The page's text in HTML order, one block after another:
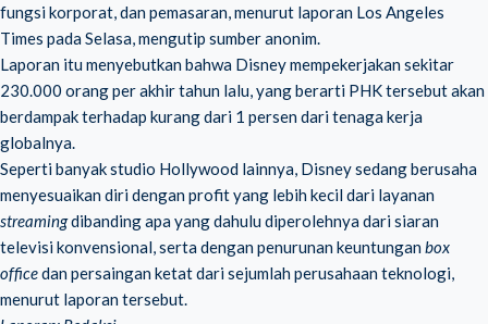
fungsi korporat, dan pemasaran, menurut laporan Los Angeles
Times pada Selasa, mengutip sumber anonim.
Laporan itu menyebutkan bahwa Disney mempekerjakan sekitar
230.000 orang per akhir tahun lalu, yang berarti PHK tersebut akan
berdampak terhadap kurang dari 1 persen dari tenaga kerja
globalnya.
Seperti banyak studio Hollywood lainnya, Disney sedang berusaha
menyesuaikan diri dengan profit yang lebih kecil dari layanan
streamingdibanding apa yang dahulu diperolehnya dari siaran
televisi konvensional, serta dengan penurunan keuntunganbox
officedan persaingan ketat dari sejumlah perusahaan teknologi,
menurut laporan tersebut.